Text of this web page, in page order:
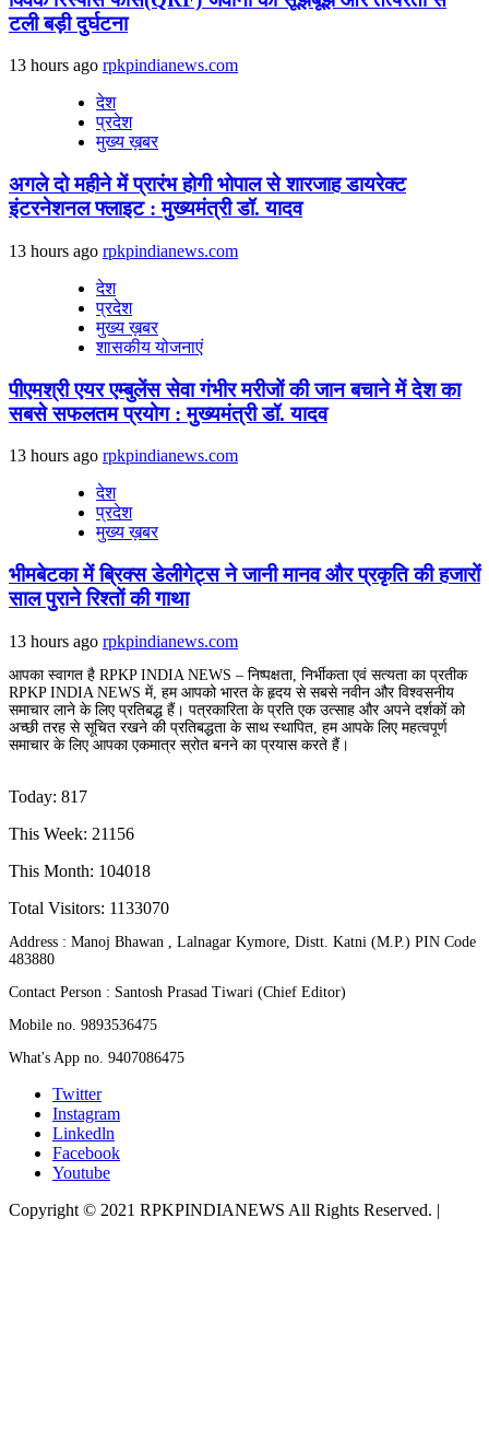
टली बड़ी दुर्घटना
13 hours ago rpkpindianews.com
देश
प्रदेश
मुख्य ख़बर
अगले दो महीने में प्रारंभ होगी भोपाल से शारजाह डायरेक्ट
इंटरनेशनल फ्लाइट : मुख्यमंत्री डॉ. यादव
13 hours ago rpkpindianews.com
देश
प्रदेश
मुख्य ख़बर
शासकीय योजनाएं
पीएमश्री एयर एम्बुलेंस सेवा गंभीर मरीजों की जान बचाने में देश का
सबसे सफलतम प्रयोग : मुख्यमंत्री डॉ. यादव
13 hours ago rpkpindianews.com
देश
प्रदेश
मुख्य ख़बर
भीमबेटका में ब्रिक्स डेलीगेट्स ने जानी मानव और प्रकृति की हजारों
साल पुराने रिश्तों की गाथा
13 hours ago rpkpindianews.com
आपका स्वागत है RPKP INDIA NEWS – निष्पक्षता, निर्भीकता एवं सत्यता का प्रतीक
RPKP INDIA NEWS में, हम आपको भारत के हृदय से सबसे नवीन और विश्वसनीय
समाचार लाने के लिए प्रतिबद्ध हैं। पत्रकारिता के प्रति एक उत्साह और अपने दर्शकों को
अच्छी तरह से सूचित रखने की प्रतिबद्धता के साथ स्थापित, हम आपके लिए महत्वपूर्ण
समाचार के लिए आपका एकमात्र स्रोत बनने का प्रयास करते हैं।
Today: 817
This Week: 21156
This Month: 104018
Total Visitors: 1133070
Address : Manoj Bhawan , Lalnagar Kymore, Distt. Katni (M.P.) PIN Code
483880
Contact Person : Santosh Prasad Tiwari (Chief Editor)
Mobile no. 9893536475
What's App no. 9407086475
Twitter
Instagram
Linkedln
Facebook
Youtube
Copyright © 2021 RPKPINDIANEWS All Rights Reserved. |